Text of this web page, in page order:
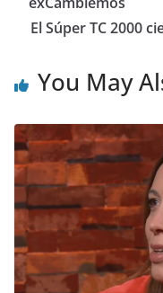
El Súper TC 2000
You May